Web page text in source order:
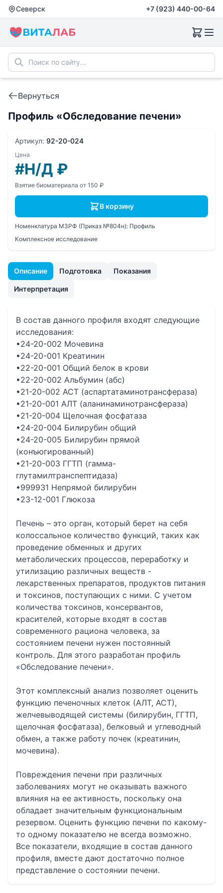
Северск +7 (923) 440-00-64
Вернуться
Профиль «Обследование печени»
Описание Подготовка Показания
Интерпретация
В состав данного профиля входят следующие
исследования:
•24-20-002 Мочевина
•24-20-001 Креатинин
•22-20-001 Общий белок в крови
•22-20-002 Альбумин (абс)
•21-20-002 АСТ (аспартатаминотрансфераза)
•21-20-001 АЛТ (аланинаминотрансфераза)
•21-20-004 Щелочная фосфатаза
•24-20-004 Билирубин общий
•24-20-005 Билирубин прямой
(конъюгированный)
•21-20-003 ГГТП (гамма-
глутамилтранспептидаза)
•999931 Непрямой билирубин
•23-12-001 Глюкоза
Печень – это орган, который берет на себя
колоссальное количество функций, таких как
проведение обменных и других
метаболических процессов, переработку и
утилизацию различных веществ -
лекарственных препаратов, продуктов питания
и токсинов, поступающих с ними. С учетом
количества токсинов, консервантов,
красителей, которые входят в состав
современного рациона человека, за
состоянием печени нужен постоянный
контроль. Для этого разработан профиль
«Обследование печени».
Этот комплексный анализ позволяет оценить
функцию печеночных клеток (АЛТ, АСТ),
желчевыводящей системы (билирубин, ГГТП,
щелочная фосфатаза), белковый и углеводный
обмен, а также работу почек (креатинин,
мочевина).
Повреждения печени при различных
заболеваниях могут не оказывать важного
влияния на ее активность, поскольку она
обладает значительным функциональным
резервом. Оценить функцию печени по какому-
то одному показателю не всегда возможно.
Все показатели, входящие в состав данного
профиля, вместе дают достаточно полное
представление о состоянии печени.
Артикул: 92-20-024
Цена
#Н/Д ₽
Взятие биоматериала от 150 ₽
В корзину
Номенклатура МЗРФ (Приказ №804н): Профиль
Комплексное исследование